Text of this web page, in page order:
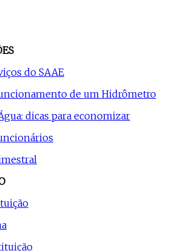
do SAAE
de um Hidrômetro
dicas para economizar